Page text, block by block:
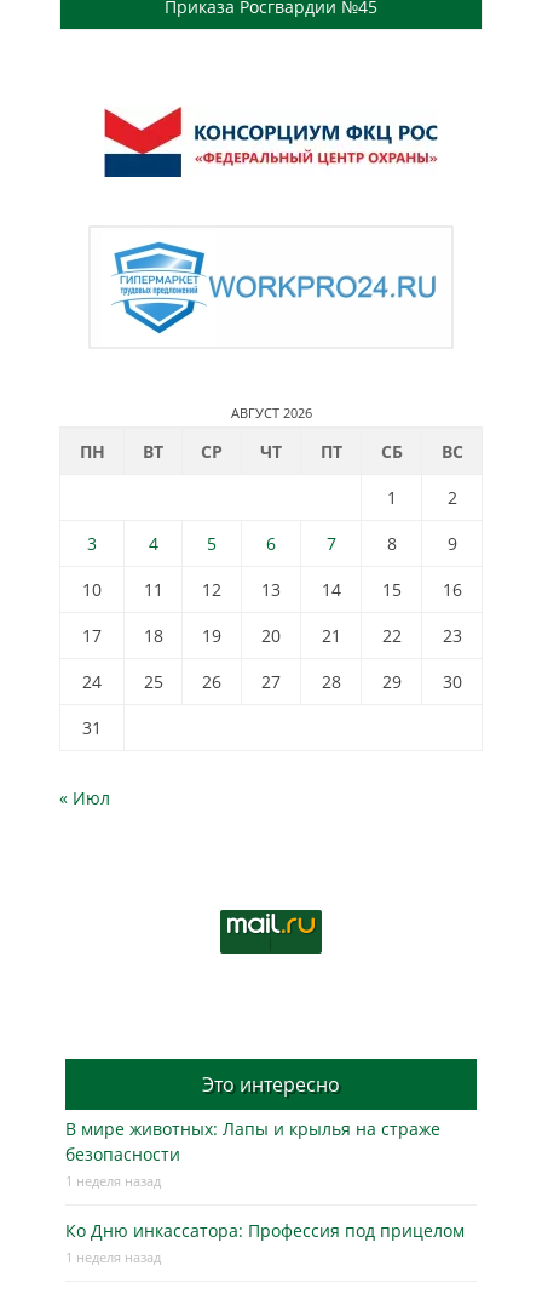
Приказа Росгвардии №45
АВГУСТ 2026
ПН ВТ СР ЧТ ПТ СБ
ВС
1
2
3
4 5 6 7 8
9
10
11 12 13 14 15
16
17
18 19 20 21 22
23
24
25 26 27 28 29
30
31
« Июл
Это интересно
В мире животных: Лапы и крылья на страже
безопасности
1 неделя назад
Ко Дню инкассатора: Профессия под прицелом
1 неделя назад